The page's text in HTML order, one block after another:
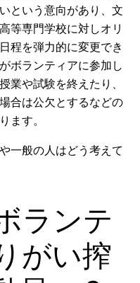
という意向があり、文
等専門学校に対しオリ
程を弾力的に変更でき
ボランティアに参加し
業や試験を終えたり、
合は公欠とするなどの
ます。
一般の人はどう考えて
ランテ
がい搾